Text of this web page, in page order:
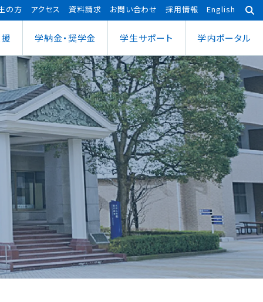
の方 アクセス 資料請求 お問い合わせ 採用情報 English
ツ健康科学部
ーツ健康科学科
大学院
応用理工学専攻
社会システム学専攻
あわら宇宙センター
学納金・奨学金 学⽣サポート 学内ポータル